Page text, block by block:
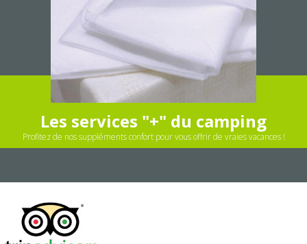
Les services "+" du camping
Profitez de nos suppléments confort pour vous offrir de vraies vacances !